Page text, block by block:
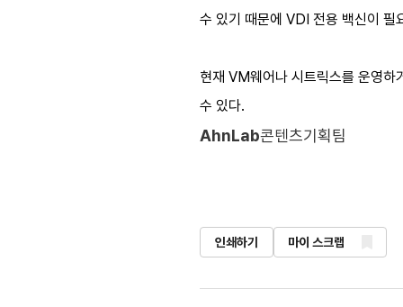
수 있기 때문에 VDI 전용 백신이 필
현재 VM웨어나 시트릭스를 운영
수 있다.​
AhnLab콘텐츠기획팀
인쇄하기 마이 스크랩